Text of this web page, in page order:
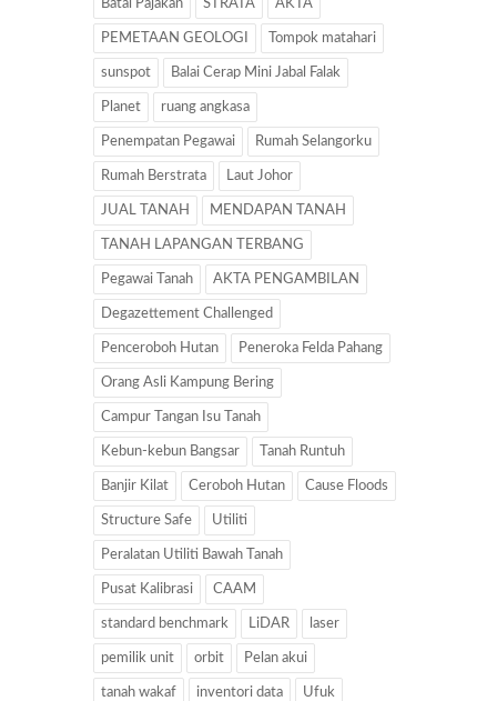
Batal Pajakan STRATA AKTA
PEMETAAN GEOLOGI Tompok matahari
sunspot Balai Cerap Mini Jabal Falak
Planet ruang angkasa
Penempatan Pegawai Rumah Selangorku
Rumah Berstrata Laut Johor
JUAL TANAH MENDAPAN TANAH
TANAH LAPANGAN TERBANG
Pegawai Tanah AKTA PENGAMBILAN
Degazettement Challenged
Penceroboh Hutan Peneroka Felda Pahang
Orang Asli Kampung Bering
Campur Tangan Isu Tanah
Kebun-kebun Bangsar Tanah Runtuh
Banjir Kilat Ceroboh Hutan Cause Floods
Structure Safe Utiliti
Peralatan Utiliti Bawah Tanah
Pusat Kalibrasi CAAM
standard benchmark LiDAR laser
pemilik unit orbit Pelan akui
tanah wakaf inventori data Ufuk